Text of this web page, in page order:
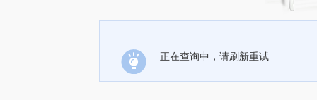
正在查询中，请刷新重试